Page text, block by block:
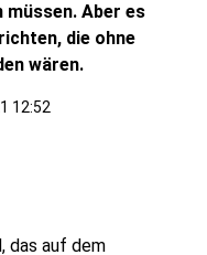
müssen. Aber es
die ohne
wären.
12:52
das auf dem